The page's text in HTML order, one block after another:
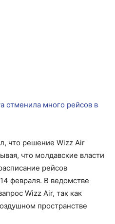
отменила много рейсов в
что решение Wizz Air
что молдавские власти
рейсов
февраля. В ведомстве
Wizz Air, так как
пространстве